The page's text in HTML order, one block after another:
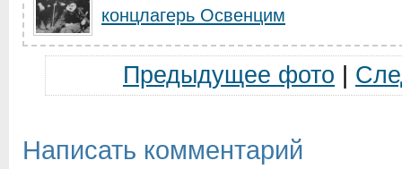
концлагерь Освенцим
Предыдущее фото
Написать комментарий